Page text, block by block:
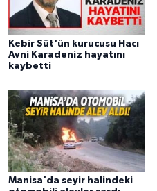
Kebir Süt'ün kurucusu Hacı
Avni Karadeniz hayatını
kaybetti
Manisa'da seyir halindeki